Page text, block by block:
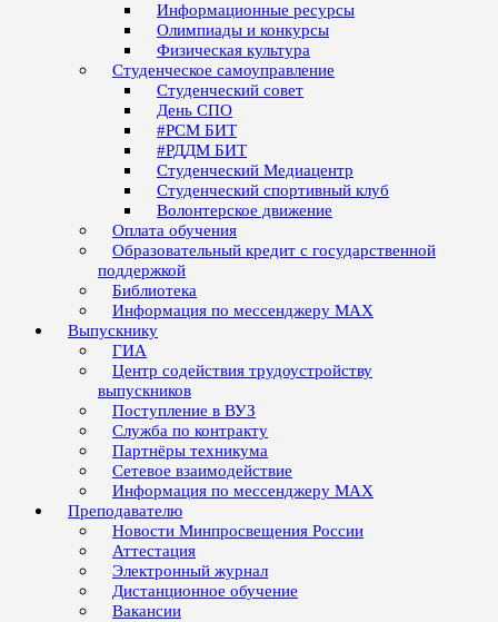
Информационные ресурсы
Олимпиады и конкурсы
Физическая культура
Студенческое самоуправление
Студенческий совет
День СПО
#РСМ БИТ
#РДДМ БИТ
Студенческий Медиацентр
Студенческий спортивный клуб
Волонтерское движение
Оплата обучения
Образовательный кредит с государственной
поддержкой
Библиотека
Информация по мессенджеру MAX
Выпускнику
ГИА
Центр содействия трудоустройству
выпускников
Поступление в ВУЗ
Служба по контракту
Партнёры техникума
Сетевое взаимодействие
Информация по мессенджеру MAX
Преподавателю
Новости Минпросвещения России
Аттестация
Электронный журнал
Дистанционное обучение
Вакансии